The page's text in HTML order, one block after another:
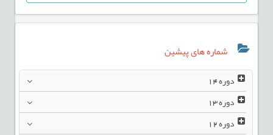
شماره های پیشین
دوره14
دوره13
دوره12